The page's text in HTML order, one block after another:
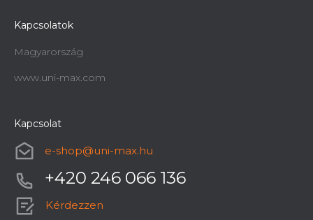
Kapcsolatok
Magyarország
www.uni-max.com
Kapcsolat
e-shop@uni-max.hu
+420 246 066 136
Kérdezzen